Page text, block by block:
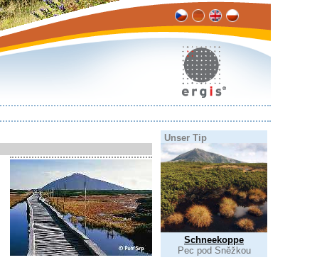
Unser Tip
Schneekoppe
Pec pod Sněžkou